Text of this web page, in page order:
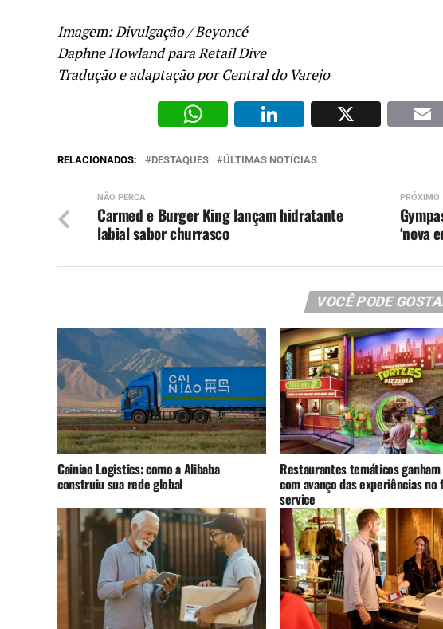
Imagem: Divulgação / Beyoncé
Daphne Howland para Retail Dive
Tradução e adaptação por Central do Varejo
WhatsAppLinkedIn
X
RELACIONADOS: DESTAQUES ÚLTIMAS NOTÍCIAS
PRÓXIMO
‘nova
NÃO PERCA
Carmed e Burger King lançam hidratante
labial sabor churrasco
VOCÊ PODE
Cainiao Logistics: como a Alibaba
construiu sua rede global
Restaurantes temáticos ganham
com avanço das experiências no
service